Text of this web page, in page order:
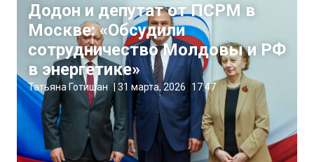
Додон и депутат от ПСРМ в
Москве: «Обсудили
сотрудничество Молдовы и РФ
в энергетике»
Татьяна Готишан | 31 марта, 2026 17:47